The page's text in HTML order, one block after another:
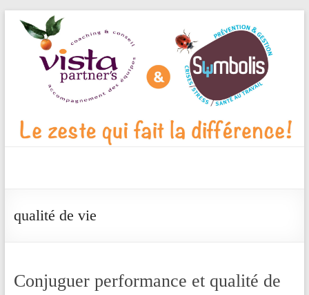
Blog
qui
qualité de vie
Conjuguer performance et qualité de